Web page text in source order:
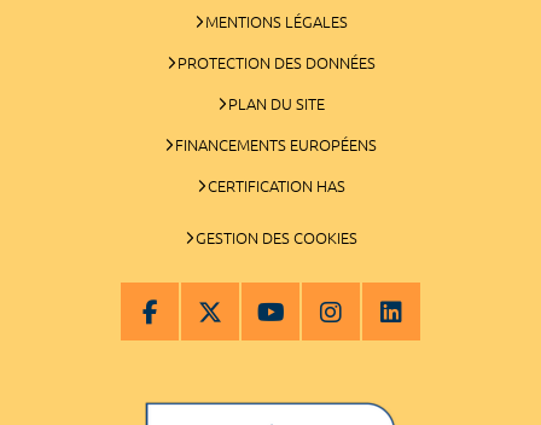
MENTIONS LÉGALES
PROTECTION DES DONNÉES
PLAN DU SITE
FINANCEMENTS EUROPÉENS
CERTIFICATION HAS
GESTION DES COOKIES